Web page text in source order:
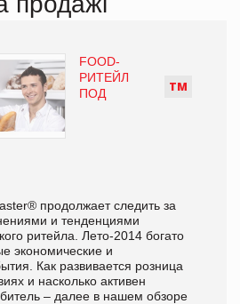
ТМ
FOOD-
РИТЕЙЛ
ПОД
продолжает следить за
и тенденциями
ритейла. Лето-2014 богато
экономические и
Как развивается розница
и насколько активен
– далее в нашем обзоре